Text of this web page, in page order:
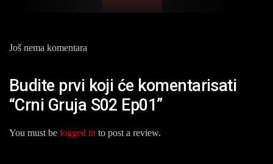
Još nema komentara
Budite prvi koji će komentarisati
“Crni Gruja S02 Ep01”
You must be logged in to post a review.